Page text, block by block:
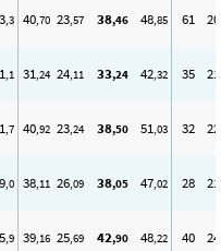
,3 40,70 23,57 38,46 48,85 61 20
,1 31,24 24,11 33,24 42,32 35 21
,7 40,92 23,24 38,50 51,03 32 22
,0 38,11 26,09 38,05 47,02 28 21
,9 39,16 25,69 42,90 48,22 40 24